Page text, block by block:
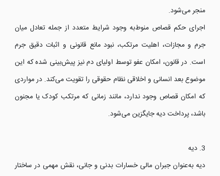
منجر می‌شود.
اجرای حکم قصاص منوط‌به وجود شرایط متعدد از جمله تعادل میان
جرم و مجازات، اهلیت مرتکب، نبود مانع قانونی و اثبات دقیق جرم
است. در قانون، امکان عفو توسط اولیای دم نیز پیش‌بینی شده که این
موضوع بعد انسانی و اخلاقی نظام حقوقی را تقویت می‌کند. در مواردی
که امکان قصاص وجود ندارد، مانند زمانی که مرتکب کودک یا مجنون
باشد، پرداخت دیه جایگزین می‌شود.
3. دیه
دیه به‌عنوان جبران مالی خسارات بدنی و جانی، نقش مهمی در ساختار